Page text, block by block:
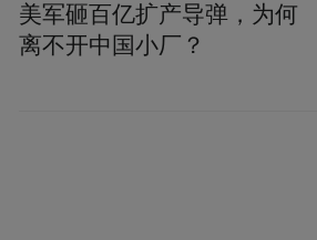
美军砸百亿扩产导弹，为何
离不开中国小厂？